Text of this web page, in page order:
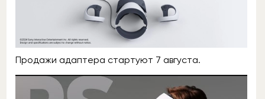
Продажи адаптера стартуют 7 августа.